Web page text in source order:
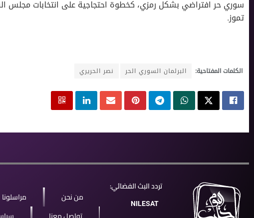
تموز.
الكلمات المفتاحية: البرلمان السوري الحر نصر الحريري
تردد البث الفضائي:
NILESAT من نحن مراسلونا